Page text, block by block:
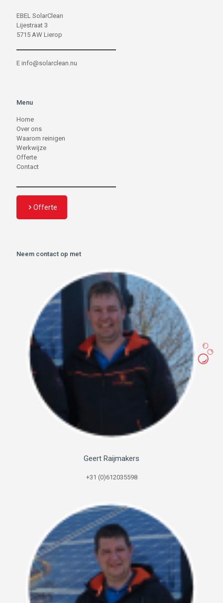
EBEL SolarClean
Lijestraat 3
5715 AW Lierop
E info@solarclean.nu
Menu
Home
Over ons
Waarom reinigen
Werkwijze
Offerte
Contact
Offerte
Neem contact op met
Geert Raijmakers
+31 (0)612035598